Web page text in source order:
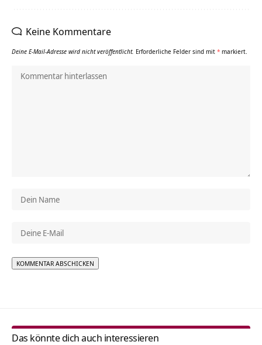
Keine Kommentare
Deine E-Mail-Adresse wird nicht veröffentlicht. Erforderliche Felder sind mit * markiert.
Das könnte dich auch interessieren